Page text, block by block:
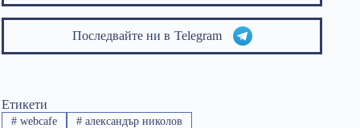
Последвайте ни в Telegram
Етикети
#webcafe #александър николов